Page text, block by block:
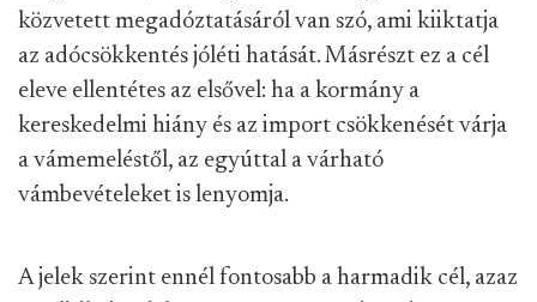
közvetett megadóztatásáról van szó, ami kiiktatja
az adócsökkentés jóléti hatását. Másrészt ez a cél
eleve ellentétes az elsővel: ha a kormány a
kereskedelmi hiány és az import csökkenését várja
a vámemeléstől, az egyúttal a várható
vámbevételeket is lenyomja.
A jelek szerint ennél fontosabb a harmadik cél, azaz